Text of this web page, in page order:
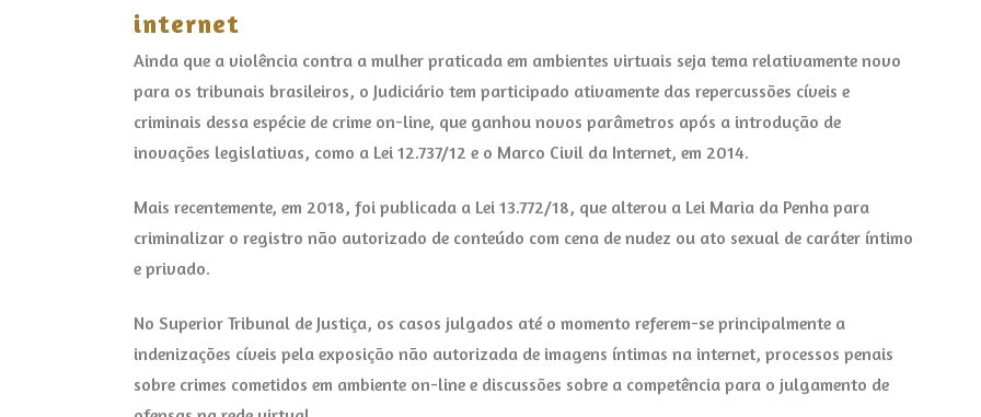
internet
Ainda que a violência contra a mulher praticada em ambientes virtuais seja tema relativamente novo
para os tribunais brasileiros, o Judiciário tem participado ativamente das repercussões cíveis e
criminais dessa espécie de crime on-line, que ganhou novos parâmetros após a introdução de
inovações legislativas, como a Lei 12.737/12 e o Marco Civil da Internet, em 2014.
Mais recentemente, em 2018, foi publicada a Lei 13.772/18, que alterou a Lei Maria da Penha para
criminalizar o registro não autorizado de conteúdo com cena de nudez ou ato sexual de caráter íntimo
e privado.
No Superior Tribunal de Justiça, os casos julgados até o momento referem-se principalmente a
indenizações cíveis pela exposição não autorizada de imagens íntimas na internet, processos penais
sobre crimes cometidos em ambiente on-line e discussões sobre a competência para o julgamento de